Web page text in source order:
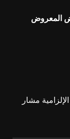
المعروض
مشار